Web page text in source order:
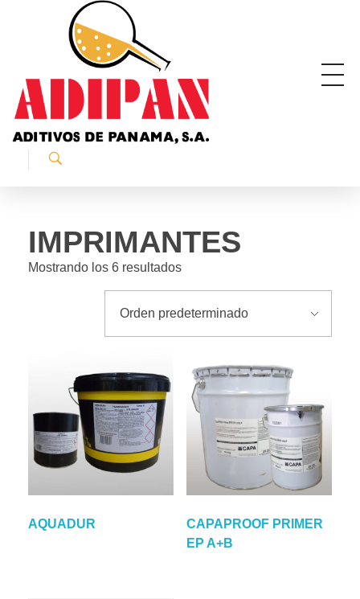
ADIPAN - Aditivos de Panamá S.A.
Productos especializados para la construcción.
IMPRIMANTES
Mostrando los 6 resultados
AQUADUR
CAPAPROOF PRIMER
EP A+B